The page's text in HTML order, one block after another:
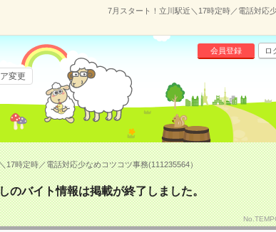
7月スタート！立川駅近＼17時定時／電話対応
会員登録 ロ
変更
17時定時／電話対応少なめコツコツ事務(111235564）
のバイト情報は掲載が終了しました。